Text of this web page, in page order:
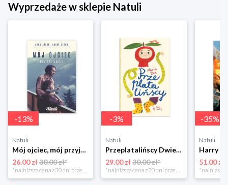
Wyprzedaże w sklepie Natuli
-13%
Natuli
Mój ojciec, mój przyjaciel Element
26.00 zł30.00 zł*
*najniższa cena z 30 dni przed obniżką
-3%
Natuli
Przeplatalińscy Dwie siostry
29.00 zł 30.00 zł*
*najniższa cena z 30 dni przed obniżką
-35%
Natuli
51.00 zł